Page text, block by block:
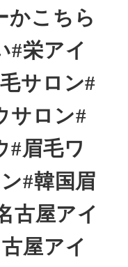
かこちら
#栄アイ
サロン#
サロン#
#眉毛ワ
#韓国眉
古屋アイ
屋アイ